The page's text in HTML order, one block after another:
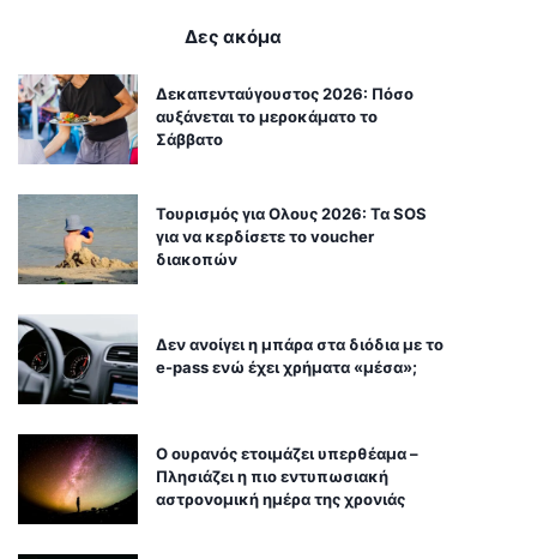
Δες ακόμα
Δεκαπενταύγουστος 2026: Πόσο
αυξάνεται το μεροκάματο το
Σάββατο
Τουρισμός για Ολους 2026: Τα SOS
για να κερδίσετε το voucher
διακοπών
Δεν ανοίγει η μπάρα στα διόδια με το
e-pass ενώ έχει χρήματα «μέσα»;
Ο ουρανός ετοιμάζει υπερθέαμα –
Πλησιάζει η πιο εντυπωσιακή
αστρονομική ημέρα της χρονιάς